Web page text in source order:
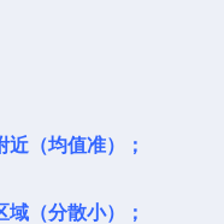
近（均值准）；
域（分散小）；